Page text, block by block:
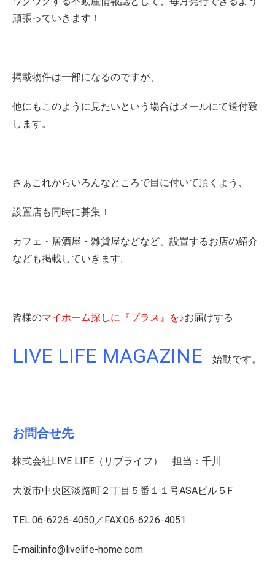
頑張っていきます！
掲載物件は一部になるのですが、
他にもこのように見たいという場合はメールにて送付致
します。
さぁこれからいろんなところで目に付いて頂くよう、
設置店も同時に募集！
カフェ・居酒屋・雑貨屋などなど、設置するお店の紹介
なども掲載していきます。
皆様のマイホーム探しに『プラス』を♪お届けする
LIVE LIFE MAGAZINE 始動です。
お問合せ先
株式会社LIVE LIFE（リブライフ） 担当：千川
大阪市中央区淡路町２丁目５番１１号ASAビル５F
TEL:06-6226-4050／FAX:06-6226-4051
E-mail:info@livelife-home.com